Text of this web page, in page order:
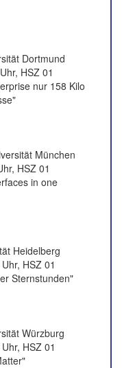
Dortmund
HSZ 01
nur 158 Kilo
München
HSZ 01
in one
Heidelberg
HSZ 01
Sternstunden"
Würzburg
HSZ 01